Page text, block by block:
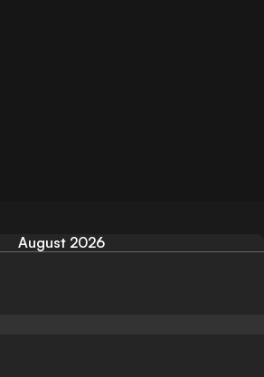
August 2026